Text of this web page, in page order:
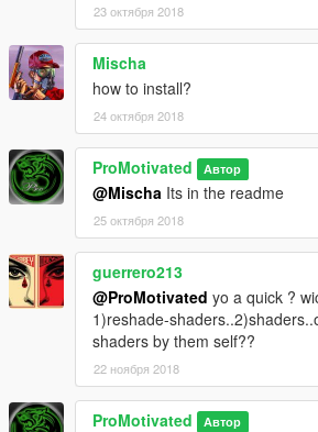
23 октября 2018
Mischa
how to install?
24 октября 2018
ProMotivated Автор
@Mischa Its in the readme
25 октября 2018
guerrero213
@ProMotivated yo a quick ?
1)reshade-
shaders by them self??
22 ноября 2018
ProMotivated Автор